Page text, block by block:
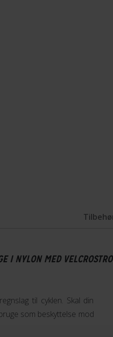
I NYLON MED
til cyklen. Skal din
som beskyttelse mod